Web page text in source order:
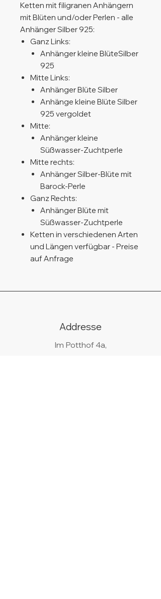
Ketten mit filigranen Anhängern
mit Blüten und/oder Perlen - alle
Anhänger Silber 925:
Ganz Links:
Anhänger kleine BlüteSilber
925
Mitte Links:
Anhänger Blüte Silber
Anhänge kleine Blüte Silber
925 vergoldet
Mitte:
Anhänger kleine
Süßwasser-Zuchtperle
Mitte rechts:
Anhänger Silber-Blüte mit
Barock-Perle
Ganz Rechts:
Anhänger Blüte mit
Süßwasser-Zuchtperle
Ketten in verschiedenen Arten
und Längen verfügbar - Preise
auf Anfrage
Addresse
Im Potthof 4a,